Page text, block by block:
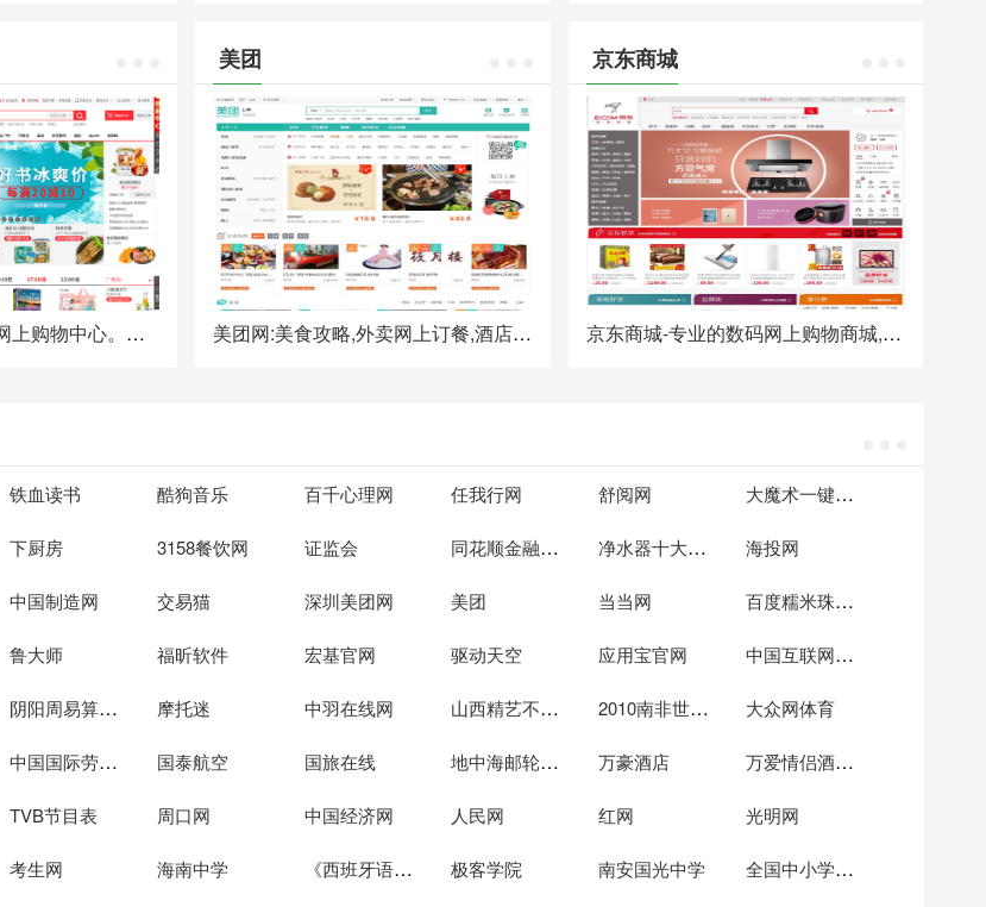
全球领先的综合性网上购物中心。超过100万种商品在线热销！图书、音像、母婴、美妆、家居、数码3C、服装、鞋包等几十大类，正品行货，低至2折，700多城市货到付款，（全场购物满29元免运费。当当网一贯秉承提升顾客体验的承诺，自助退换货便捷又放心）。
美团
美团网:美食攻略,外卖网上订餐,酒店预订,旅游团购,飞机票火车票,电影票,ktv团购吃喝玩乐全都有!店铺信息查询,商家评分/评价一站式生活服务网站
京东商城
京东商城-专业的数码网上购物商城,产品包括数码、家电、手机、电脑配件、网络产品等数万种商品直销,便捷，诚信的服务,为您提供愉悦的网上商城购物体验!
铁血读书 酷狗音乐 百千心理网 任我行网 舒阅网
大魔术一键装机
下厨房 3158餐饮网 证监会 同花顺金融网原创频道 净水器十大排名 海投网
中国制造网 交易猫 深圳美团网 美团 当当网
百度糯米珠海团购
鲁大师 福昕软件 宏基官网 驱动天空 应用宝官网
中国互联网络信息中心
阴阳周易算命网 摩托迷 中羽在线网 山西精艺不锈钢 2010南非世界杯-搜狐体育 大众网体育
中国国际劳务网 国泰航空 国旅在线 地中海邮轮官方网站 万豪酒店
万爱情侣酒店官网
TVB节目表 周口网 中国经济网 人民网 红网 光明网
考生网 海南中学 《西班牙语助手》 极客学院 南安国光中学
全国中小学数据库_全国中小学排名